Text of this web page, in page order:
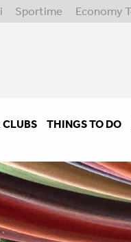
Sportime Economy
CLUBS THINGS TO DO